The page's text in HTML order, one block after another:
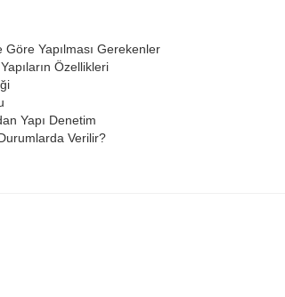
Yapılması Gerekenler
Özellikleri
Yapı Denetim
Verilir?